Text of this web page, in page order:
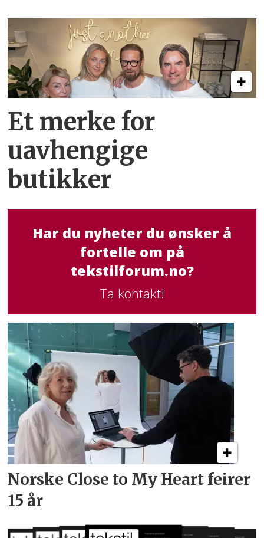
Et merke for
uavhengige
butikker
Har du nyheter du ønsker å
fortelle om på
tekstilforum.no?
Ta kontakt!
Norske Close to My Heart feirer
15 år